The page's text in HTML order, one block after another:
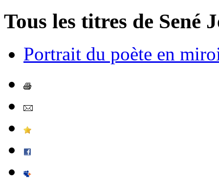
Tous les titres de Sené
Portrait du poète en